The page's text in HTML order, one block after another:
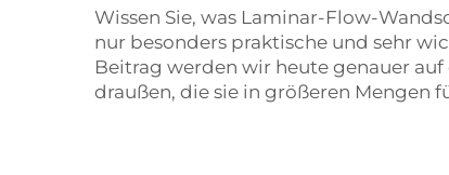
Wissen Sie, was Laminar-Flow-
nur besonders praktische und sehr
Beitrag werden wir heute genauer
draußen, die sie in größeren Mengen